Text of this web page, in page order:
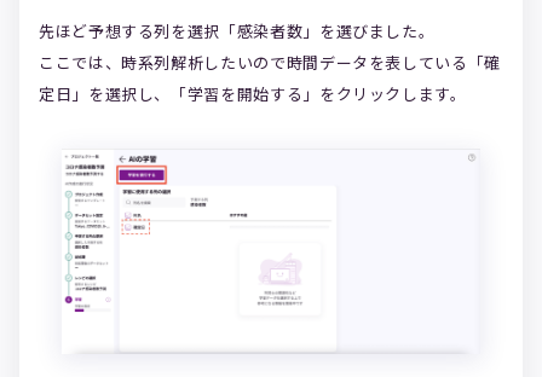
先ほど予想する列を選択「感染者数」を選びました。
ここでは、時系列解析したいので時間データを表している「確
定日」を選択し、「学習を開始する」をクリックします。